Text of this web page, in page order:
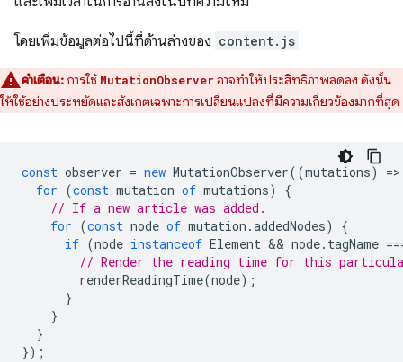
โดยเพิ่มข้อมูลต่อไปนี้ที่ด้านล่างของ content.js
คําเตือน: การใช้MutationObserver อาจทําให้ประสิทธิภาพลดลง ดังนั้น
ให้ใช้อย่างประหยัดและสังเกตเฉพาะการเปลี่ยนแปลงที่มีความเกี่ยวข้องมากที่สุด
const observer = new MutationObserver((mutations) =>
for (const mutation of mutations)
{
// If a new article was added.
for (const node of mutation .addedNodes)
{
if (node instanceof Element && node. tagName
// Render the reading time for this
renderReadingTime(node);
}
}
}
});